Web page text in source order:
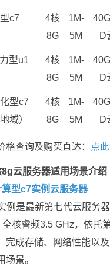
c7
4核
8G
1M-
5M
D
型u1
4核
8G
1M-
5M
D
型c7
域）
4核
8G
1M-
5M
D
格查询及购买直达： 点
8g云服务器适用场景介绍
算型c7实例云服务器
例是最新第七代云服务
全核睿频3.5 GHz，依托
完成存储、网络性能以
场景。